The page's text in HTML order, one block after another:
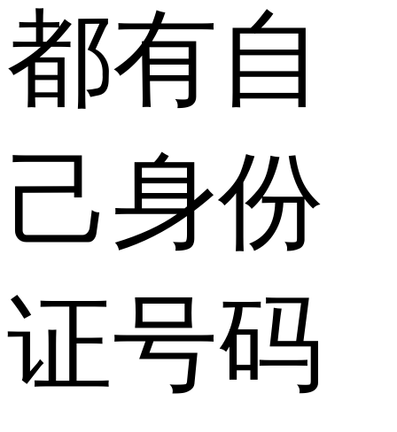
都有自
己身份
证号码